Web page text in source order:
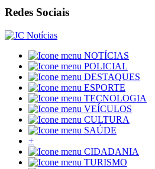
Redes Sociais
NOTÍCIAS
POLICIAL
DESTAQUES
ESPORTE
TECNOLOGIA
VEÍCULOS
CULTURA
SAÚDE
+
CIDADANIA
TURISMO